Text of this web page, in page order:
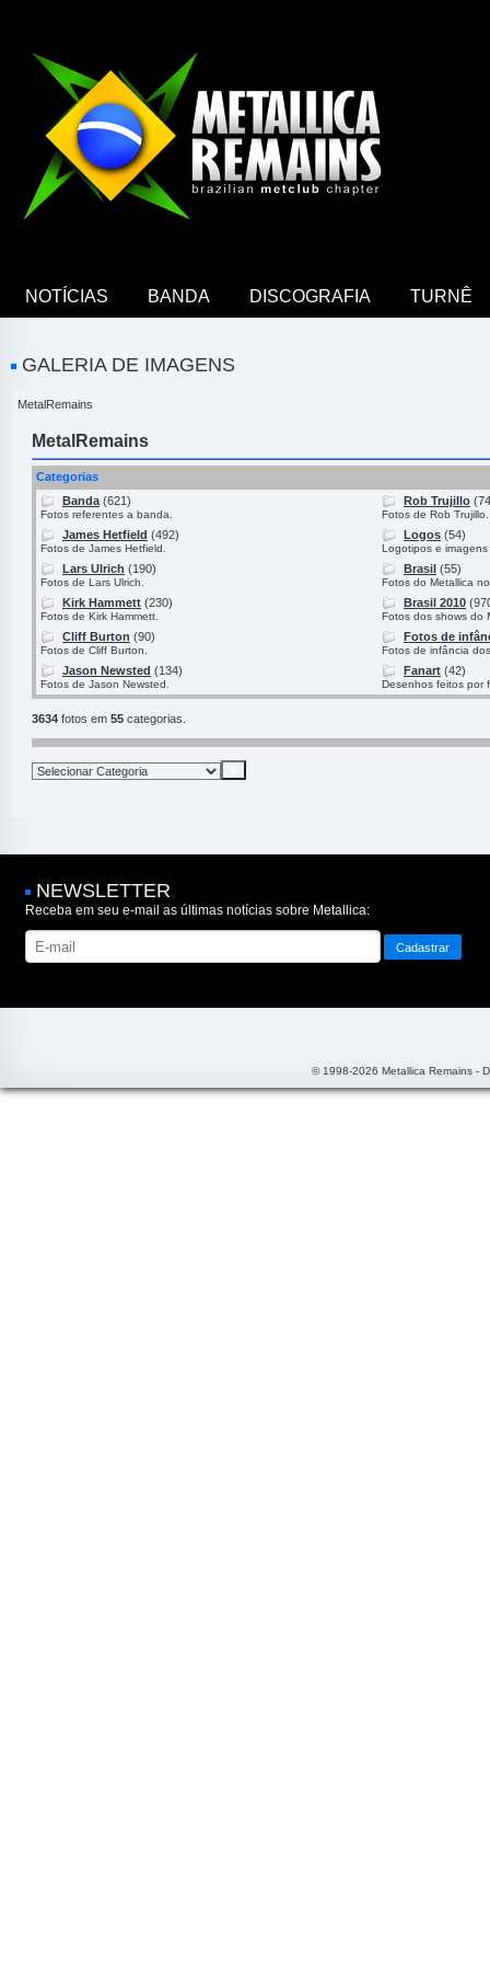
NOTÍCIAS BANDA DISCOGRAFIA TURNÊ
GALERIA DE IMAGENS
MetalRemains
MetalRemains
Categorias
Banda (621)
Fotos referentes a banda.
James Hetfield (492)
Fotos de James Hetfield.
Lars Ulrich (190)
Fotos de Lars Ulrich.
Kirk Hammett (230)
Fotos de Kirk Hammett.
Cliff Burton (90)
Fotos de Cliff Burton.
Jason Newsted (134)
Fotos de Jason Newsted.
Rob Trujillo
Fotos de Rob Trujillo.
Logos (54)
Logotipos e
Brasil (55)
Fotos do Metallica
Brasil 2010
Fotos dos shows do
Fotos de
Fotos de infância
Fanart (42)
Desenhos feitos por
3634 fotos em 55 categorias.
NEWSLETTER
Receba em seu e-mail as últimas notícias sobre Metallica:
© 1998-2026 Metallica Remains -